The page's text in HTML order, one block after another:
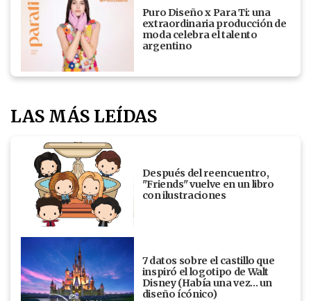
Puro Diseño x Para Ti: una
extraordinaria producción de
moda celebra el talento
argentino
LAS MÁS LEÍDAS
Después del reencuentro,
"Friends" vuelve en un libro
con ilustraciones
7 datos sobre el castillo que
inspiró el logotipo de Walt
Disney (Había una vez... un
diseño ícónico)